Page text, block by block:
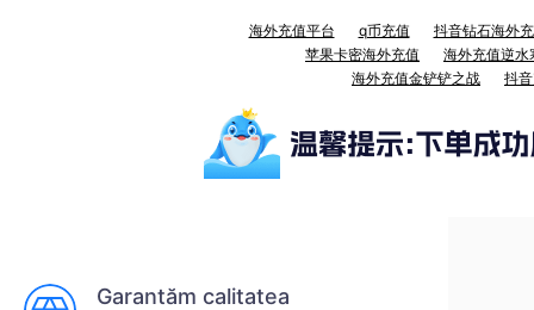
海外充值平台 q币充值
抖音钻石海外
苹果卡密海外充值
海外充值逆水
海外充值金铲铲之战
抖
Garantăm calitatea